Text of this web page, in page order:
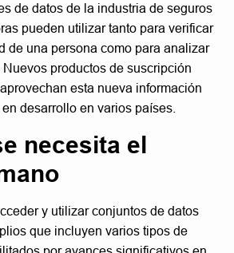
de datos de la industria de seguros
pueden utilizar tanto para verificar
de una persona como para analizar
productos de suscripción
esta nueva información
desarrollo en varios países.
necesita el
y utilizar conjuntos de datos
que incluyen varios tipos de